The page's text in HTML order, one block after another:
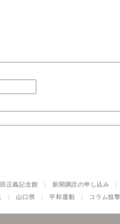
正義記念館 新聞購読の申し込み
山口県 |平和運動 コラム狙